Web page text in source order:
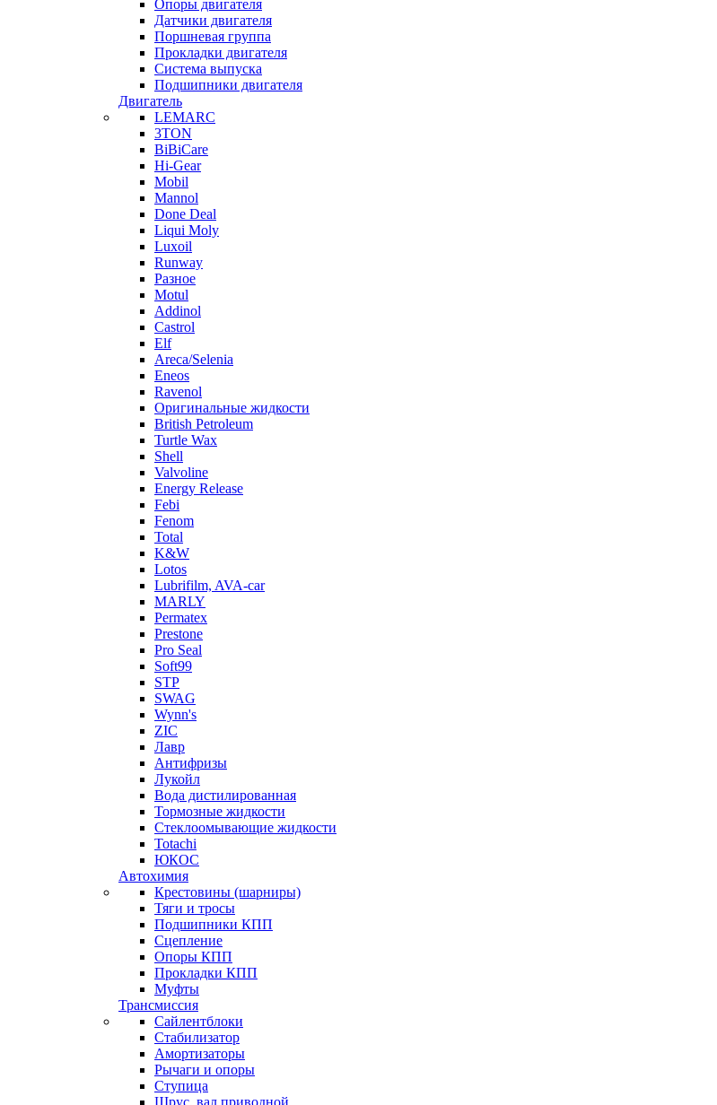
Опоры двигателя
Датчики двигателя
Поршневая группа
Прокладки двигателя
Система выпуска
Подшипники двигателя
Двигатель
LEMARC
3TON
BiBiCare
Hi-Gear
Mobil
Mannol
Done Deal
Liqui Moly
Luxoil
Runway
Разное
Motul
Addinol
Castrol
Elf
Areca/Selenia
Eneos
Ravenol
Оригинальные жидкости
British Petroleum
Turtle Wax
Shell
Valvoline
Energy Release
Febi
Fenom
Total
K&W
Lotos
Lubrifilm, AVA-car
MARLY
Permatex
Prestone
Pro Seal
Soft99
STP
SWAG
Wynn's
ZIC
Лавр
Антифризы
Лукойл
Вода дистилированная
Тормозные жидкости
Стеклоомывающие жидкости
Totachi
ЮКОС
Автохимия
Крестовины (шарниры)
Тяги и тросы
Подшипники КПП
Сцепление
Опоры КПП
Прокладки КПП
Муфты
Трансмиссия
Сайлентблоки
Стабилизатор
Амортизаторы
Рычаги и опоры
Ступица
Шрус, вал приводной